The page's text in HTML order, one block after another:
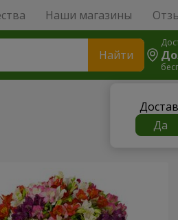
Наши магазины
Найти
Да